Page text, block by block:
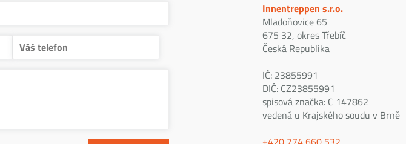
Innentreppen s.r.o.
Mladoňovice 65
675 32, okres Třebíč
Česká Republika
IČ: 23855991
DIČ: CZ23855991
spisová značka: C 147862
vedená u Krajského soudu v Brně